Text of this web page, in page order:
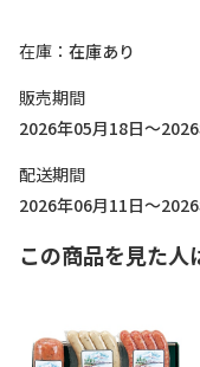
在庫
在庫あり
販売期間
2026年05月18日～
配送期間
2026年06月11日～
この商品を見た人